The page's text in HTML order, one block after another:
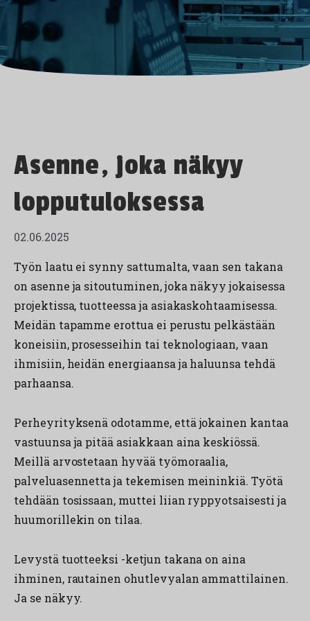
Asenne, joka näkyy
lopputuloksessa
02.06.2025
Työn laatu ei synny sattumalta, vaan sen takana
on asenne ja sitoutuminen, joka näkyy jokaisessa
projektissa, tuotteessa ja asiakaskohtaamisessa.
Meidän tapamme erottua ei perustu pelkästään
koneisiin, prosesseihin tai teknologiaan, vaan
ihmisiin, heidän energiaansa ja haluunsa tehdä
parhaansa.
Perheyrityksenä odotamme, että jokainen kantaa
vastuunsa ja pitää asiakkaan aina keskiössä.
Meillä arvostetaan hyvää työmoraalia,
palveluasennetta ja tekemisen meininkiä. Työtä
tehdään tosissaan, muttei liian ryppyotsaisesti ja
huumorillekin on tilaa.
Levystä tuotteeksi -ketjun takana on aina
ihminen, rautainen ohutlevyalan ammattilainen.
Ja se näkyy.